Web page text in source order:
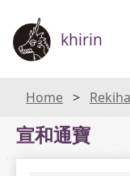
khirin
Home Rekihaku
宣和通寶